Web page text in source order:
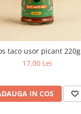
taco usor picant 220g
17,00 Lei
IN COS